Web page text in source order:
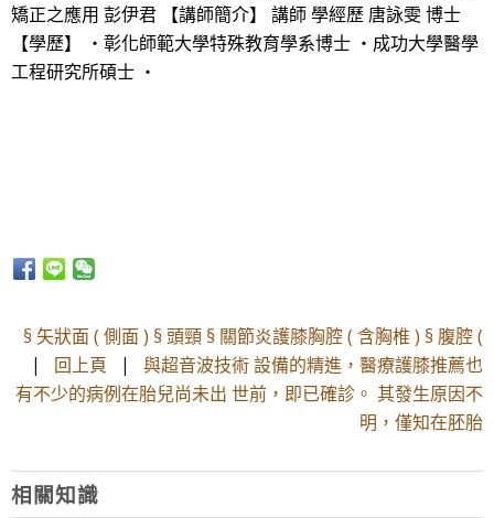
矯正之應用 彭伊君 【講師簡介】 講師 學經歷 唐詠雯 博士
【學歷】 ・彰化師範大學特殊教育學系博士 ・成功大學醫學
工程研究所碩士 ・
§ 矢狀面 ( 側面 ) § 頭頸 § 關節炎護膝胸腔 ( 含胸椎 ) § 腹腔 (
| 回上頁 | 與超音波技術 設備的精進，醫療護膝推薦也
有不少的病例在胎兒尚未出 世前，即已確診。 其發生原因不
明，僅知在胚胎
相關知識